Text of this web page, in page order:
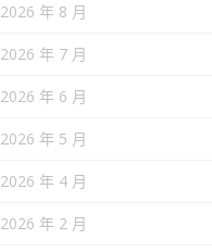
2026 年 8 月
2026 年 7 月
2026 年 6 月
2026 年 5 月
2026 年 4 月
2026 年 2 月